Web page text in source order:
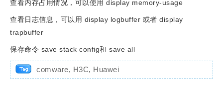
查看内存占用情况，可以使用 display memory-usage
查看日志信息，可以用 display logbuffer 或者 display
trapbuffer
保存命令 save stack config和 save all
comware, H3C, Huawei